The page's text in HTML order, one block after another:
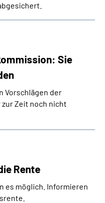
Sie
Vorschlägen der
Zeit noch nicht
Rente
es möglich. Informieren